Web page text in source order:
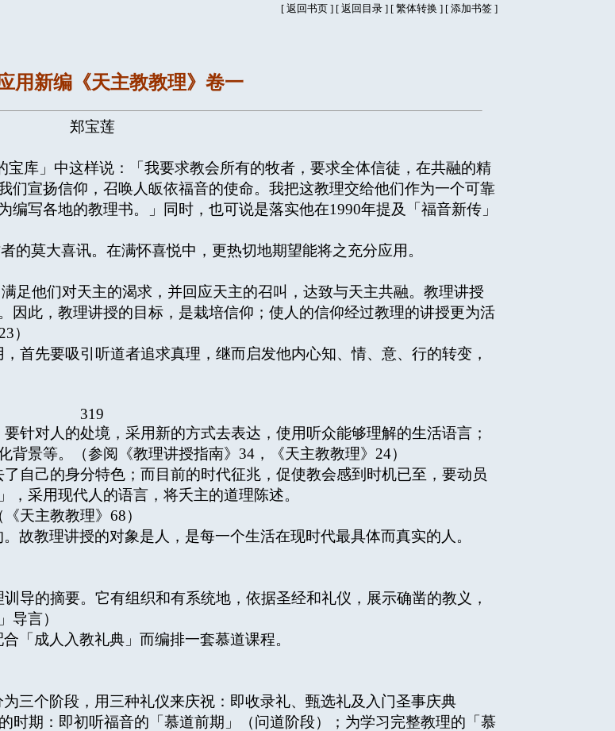
[ 返回书页 ] [ 返回目录 ] [ 繁体转换 ] [ 添加书签 ]
用新编《天主教教理》卷一
郑宝莲
库」中这样说：「我要求教会所有的牧者，要求全体信徒，在共融的精
们宣扬信仰，召唤人皈依福音的使命。我把这教理交给他们作为一个可靠
写各地的教理书。」同时，也可说是落实他在1990年提及「福音新传」
莫大喜讯。在满怀喜悦中，更热切地期望能将之充分应用。
他们对天主的渴求，并回应天主的召叫，达致与天主共融。教理讲授
因此，教理讲授的目标，是栽培信仰；使人的信仰经过教理的讲授更为活
）
首先要吸引听道者追求真理，继而启发他内心知、情、意、行的转变，
319
针对人的处境，采用新的方式去表达，使用听众能够理解的生活语言；
景等。（参阅《教理讲授指南》34，《天主教教理》24）
自己的身分特色；而目前的时代征兆，促使教会感到时机已至，要动员
采用现代人的语言，将夭主的道理陈述。
天主教教理》68）
故教理讲授的对象是人，是每一个生活在现时代最具体而真实的人。
导的摘要。它有组织和有系统地，依据圣经和礼仪，展示确凿的教义，
导言）
「成人入教礼典」而编排一套慕道课程。
三个阶段，用三种礼仪来庆祝：即收录礼、甄选礼及入门圣事庆典
时期：即初听福音的「慕道前期」（问道阶段）；为学习完整教理的「慕